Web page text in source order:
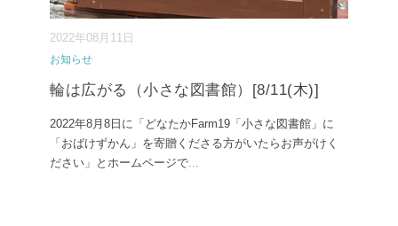
2022年08月11日
お知らせ
輪は広がる（小さな図書館）[8/11(木)]
2022年8月8日に「どなたかFarm19「小さな図書館」に
「おばけずかん」を寄贈くださる方がいたらお声がけく
ださい」とホームページで...